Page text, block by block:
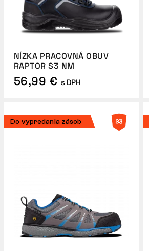
NÍZKA PRACOVNÁ OBUV
RAPTOR S3 NM
56,99 € s DPH
Do vypredania zásob